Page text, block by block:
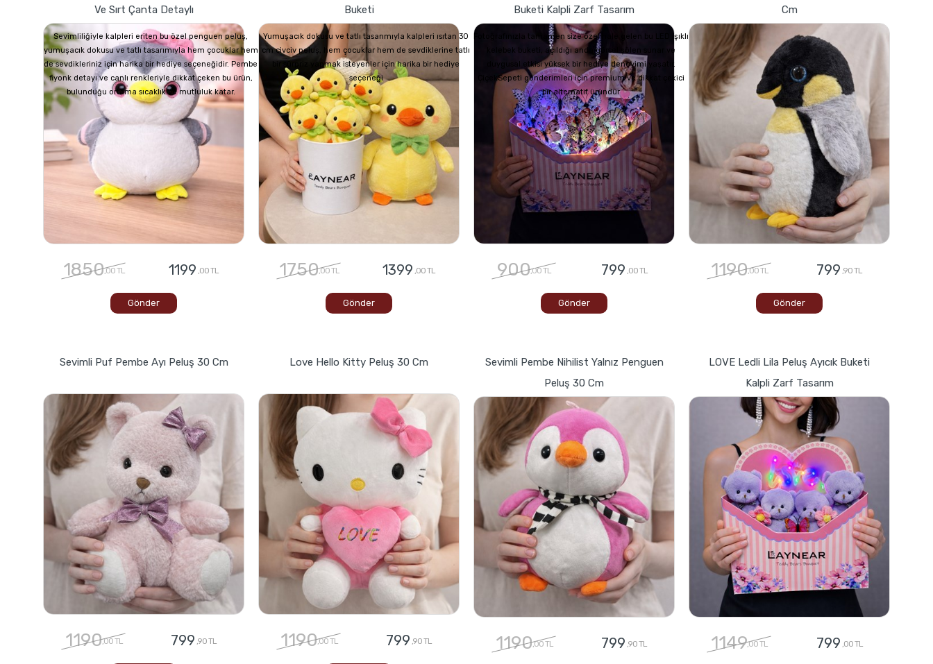
Ve Sırt Çanta Detaylı
Sevimliliğiyle kalpleri eriten bu özel penguen peluş,
yumuşacık dokusu ve tatlı tasarımıyla hem çocuklar hem
de sevdikleriniz için harika bir hediye seçeneğidir. Pembe
fiyonk detayı ve canlı renkleriyle dikkat çeken bu ürün,
bulunduğu ortama sıcaklık ve mutluluk katar.
1850,00 TL 1199 ,00 TL
Gönder
Buketi
Yumuşacık dokusu ve tatlı tasarımıyla kalpleri ısıtan 30
cm civciv peluş, hem çocuklar hem de sevdiklerine tatlı
bir sürpriz yapmak isteyenler için harika bir hediye
seçeneği
1750,00 TL 1399 ,00 TL
Gönder
Buketi Kalpli Zarf Tasarım
Fotoğrafınızla tamamen size özel hale gelen bu LED ışıklı
kelebek buketi, açıldığı anda görsel şölen sunar ve
duygusal etkisi yüksek bir hediye deneyimi yaşatır.
ÇiçekSepeti gönderimleri için premium ve dikkat çekici
bir alternatif üründür
900,00 TL 799 ,00 TL
Gönder
Cm
1190,00 TL 799 ,90 TL
Gönder
Sevimli Puf Pembe Ayı Peluş 30 Cm
1190,00 TL 799 ,90 TL
Love Hello Kitty Peluş 30 Cm
1190,00 TL 799 ,90 TL
Sevimli Pembe Nihilist Yalnız Penguen
Peluş 30 Cm
1190,00 TL 799 ,90 TL
LOVE Ledli Lila Peluş Ayıcık Buketi
Kalpli Zarf Tasarım
1149,00 TL 799 ,00 TL